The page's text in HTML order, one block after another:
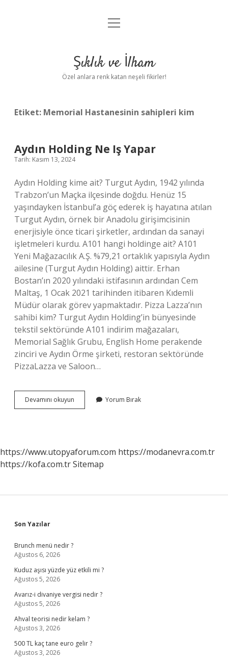
Anasayfa
Yasal Uyarı
menüyü
Şıklık ve İlham
Özel anlara renk katan neşeli fikirler!
Etiket: Memorial Hastanesinin sahipleri kim
Aydın Holding Ne Iş Yapar
Tarih: Kasım 13, 2024
Aydın Holding kime ait? Turgut Aydın, 1942 yılında
Trabzon’un Maçka ilçesinde doğdu. Henüz 15
yaşındayken İstanbul’a göç ederek iş hayatına atılan
Turgut Aydın, örnek bir Anadolu girişimcisinin
enerjisiyle önce ticari şirketler, ardından da sanayi
işletmeleri kurdu. A101 hangi holdinge ait? A101
Yeni Mağazacılık A.Ş. %79,21 ortaklık yapısıyla Aydın
ailesine (Turgut Aydın Holding) aittir. Erhan
Bostan’ın 2020 yılındaki istifasının ardından Cem
Maltaş, 1 Ocak 2021 tarihinden itibaren Kıdemli
Müdür olarak görev yapmaktadır. Pizza Lazza’nın
sahibi kim? Turgut Aydın Holding’in bünyesinde
tekstil sektöründe A101 indirim mağazaları,
Memorial Sağlık Grubu, English Home perakende
zinciri ve Aydın Örme şirketi, restoran sektöründe
PizzaLazza ve Saloon…
Devamını okuyun
Holding
Yorum Bırak
https://www.utopyaforum.com https://modanevra.com.tr
https://kofa.com.trSitemap
Sidebar
Son Yazılar
Brunch menü nedir ?
Ağustos 6, 2026
Kuduz aşısı yüzde yüz etkili mi ?
Ağustos 5, 2026
Avarız-i divaniye vergisi nedir ?
Ağustos 5, 2026
Ahval teorisi nedir kelam ?
Ağustos 3, 2026
500 TL kaç tane euro gelir ?
Ağustos 3, 2026